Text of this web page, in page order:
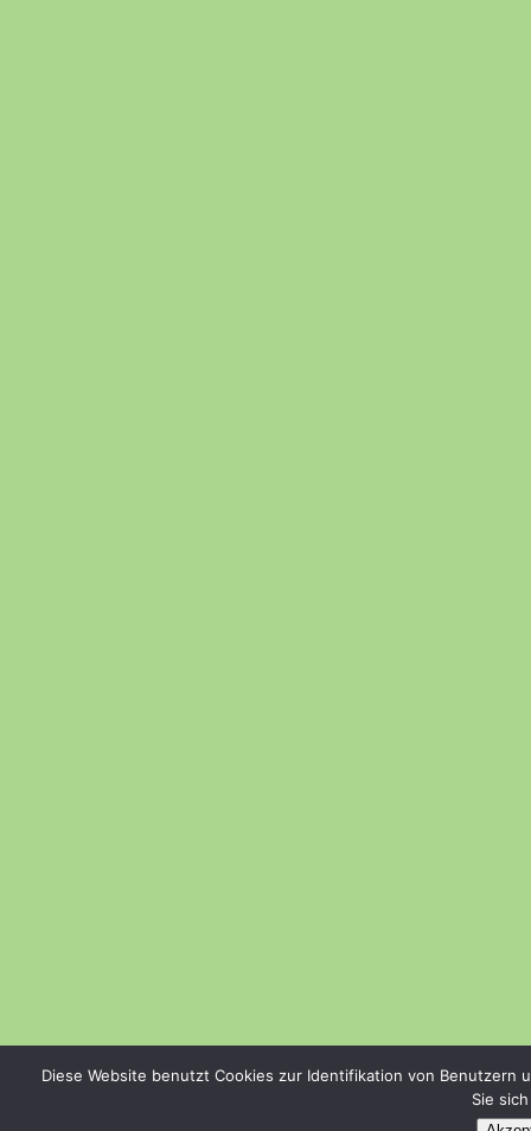
Diese Website benutzt Cookies zur Identifikation von
Sie